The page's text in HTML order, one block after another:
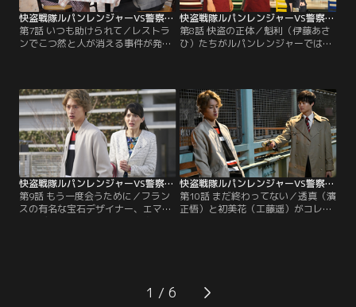
快盗戦隊ルパンレンジャーVS警察戦隊パトレンジャー 第07話
第7話 いつも助けられて／レストラ
ンでこつ然と人が消える事件が発生
ーだと知る初美花は断るが、強引に
連絡先を渡されてしまう。ルパンレ
ンジャーは、次のターゲットである
ギャングラー怪人メルグ・アリータ
が現れたレストランへ。
快盗戦隊ルパンレンジャーVS警察戦隊パトレンジャー 第08話
第8話 快盗の正体／魁利（伊藤あさ
ひ）たちがルパンレンジャーではな
星）は半信半疑の中、初美花（工藤
遥）の潔白を証明したい咲也（横山
涼）は、ギャングラーが現れたとい
うウソの情報を流し3人をおびき出
すオトリ作戦を提案。
快盗戦隊ルパンレンジャーVS警察戦隊パトレンジャー 第09話
第9話 もう一度会うために／フラン
スの有名な宝石デザイナー、エマ・
ゴルディーニが来日。エマが身に着
こにギャングラー怪人ブレッツ・ア
レニシカが出現。騒動の中、警備員
快盗戦隊ルパンレンジャーVS警察戦隊パトレンジャー 第10話
第10話 まだ終わってない／透真（濱
正悟）と初美花（工藤遥）がコレク
一郎との会話の中、魁利は兄が消え
た事件の手掛かりとなる男の話を聞
1